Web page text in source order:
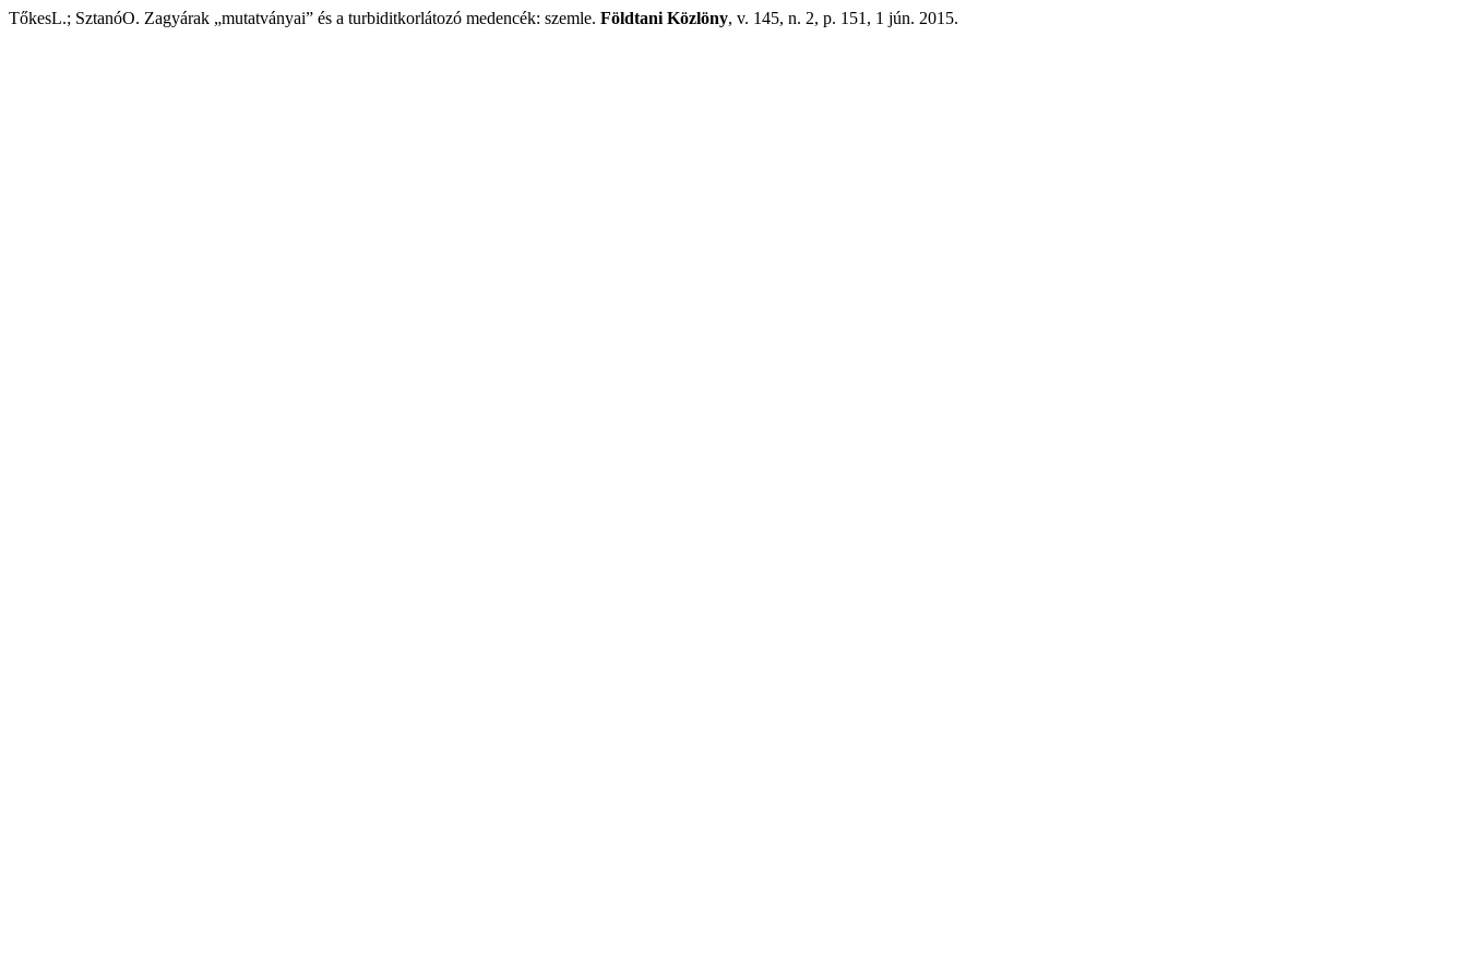
TőkesL.; SztanóO. Zagyárak „mutatványai” és a turbiditkorlátozó medencék: szemle. Földtani Közlöny, v. 145, n. 2, p. 151, 1 jún. 2015.